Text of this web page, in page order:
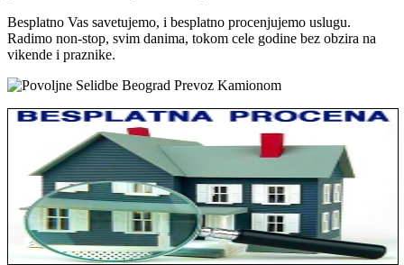
Besplatno Vas savetujemo, i besplatno procenjujemo uslugu.
Radimo non-stop, svim danima, tokom cele godine bez obzira na
vikende i praznike.